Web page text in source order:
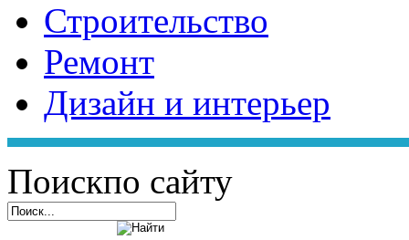
Строительство
Ремонт
Дизайн и интерьер
Поискпо сайту